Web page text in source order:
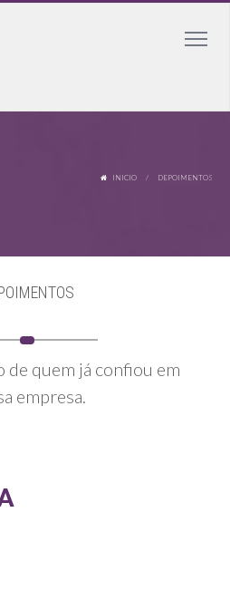
INICIO / DEPOIMENTOS
de quem já confiou em
empresa.